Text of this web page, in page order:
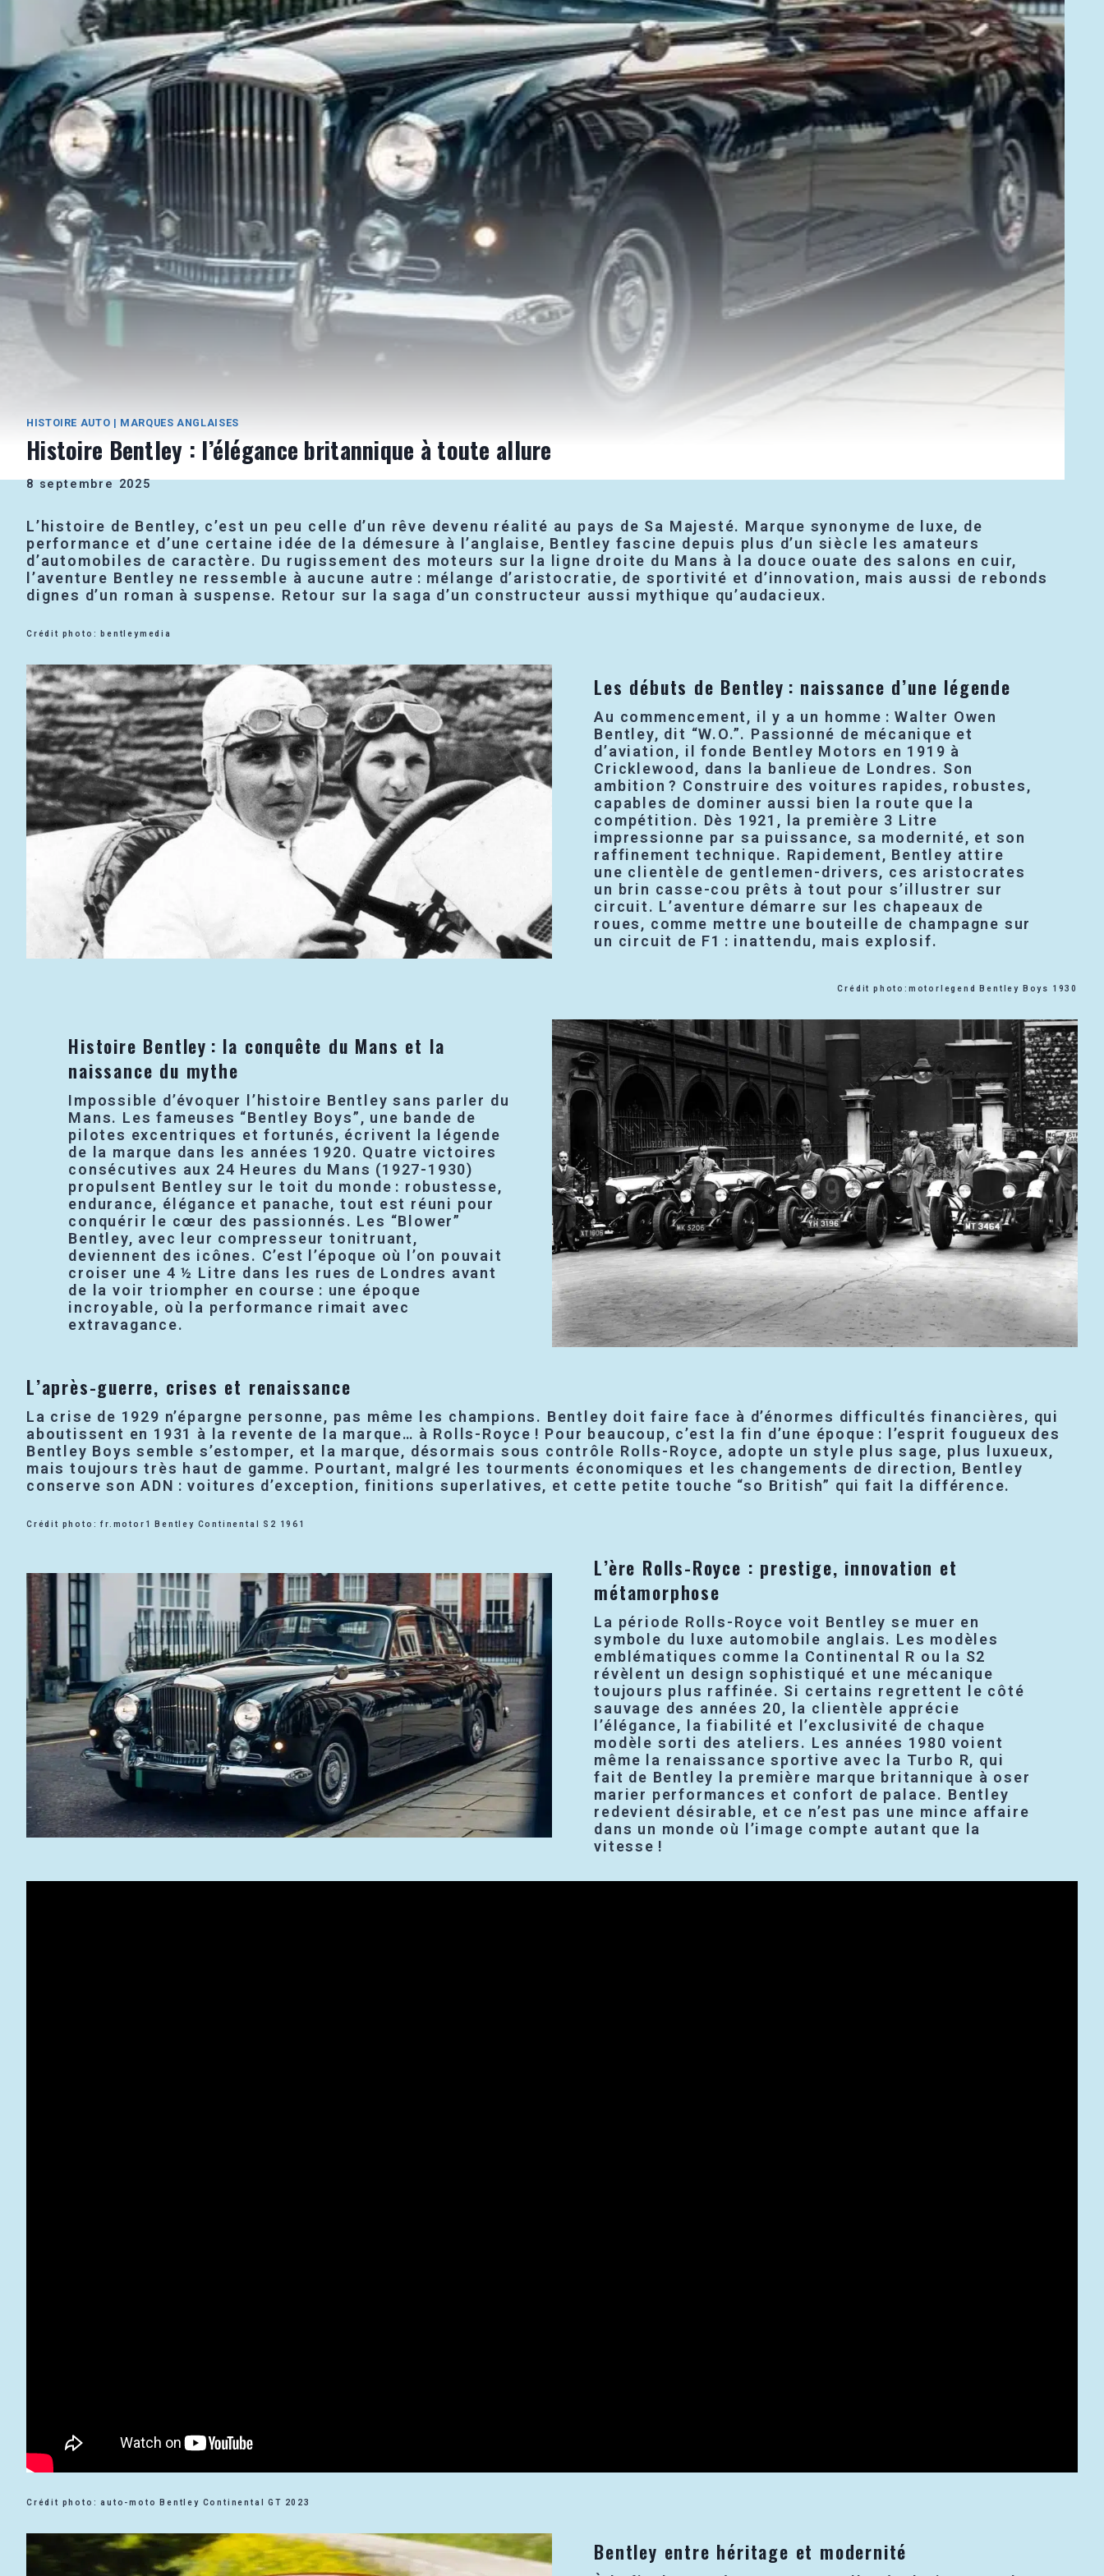
HISTOIRE AUTO | MARQUES ANGLAISES
Histoire Bentley : l’élégance britannique à toute allure
8 septembre 2025
L’histoire de Bentley, c’est un peu celle d’un rêve devenu réalité au pays de Sa Majesté. Marque synonyme de luxe, de
performance et d’une certaine idée de la démesure à l’anglaise, Bentley fascine depuis plus d’un siècle les amateurs
d’automobiles de caractère. Du rugissement des moteurs sur la ligne droite du Mans à la douce ouate des salons en cuir,
l’aventure Bentley ne ressemble à aucune autre : mélange d’aristocratie, de sportivité et d’innovation, mais aussi de rebonds
dignes d’un roman à suspense. Retour sur la saga d’un constructeur aussi mythique qu’audacieux.
Crédit photo: bentleymedia
Les débuts de Bentley : naissance d’une légende
Au commencement, il y a un homme : Walter Owen
Bentley, dit “W.O.”. Passionné de mécanique et
d’aviation, il fonde Bentley Motors en 1919 à
Cricklewood, dans la banlieue de Londres. Son
ambition ? Construire des voitures rapides, robustes,
capables de dominer aussi bien la route que la
compétition. Dès 1921, la première 3 Litre
impressionne par sa puissance, sa modernité, et son
raffinement technique. Rapidement, Bentley attire
une clientèle de gentlemen-drivers, ces aristocrates
un brin casse-cou prêts à tout pour s’illustrer sur
circuit. L’aventure démarre sur les chapeaux de
roues, comme mettre une bouteille de champagne sur
un circuit de F1 : inattendu, mais explosif.
Crédit photo:motorlegend Bentley Boys 1930
Histoire Bentley : la conquête du Mans et la
naissance du mythe
Impossible d’évoquer l’histoire Bentley sans parler du
Mans. Les fameuses “Bentley Boys”, une bande de
pilotes excentriques et fortunés, écrivent la légende
de la marque dans les années 1920. Quatre victoires
consécutives aux 24 Heures du Mans (1927-1930)
propulsent Bentley sur le toit du monde : robustesse,
endurance, élégance et panache, tout est réuni pour
conquérir le cœur des passionnés. Les “Blower”
Bentley, avec leur compresseur tonitruant,
deviennent des icônes. C’est l’époque où l’on pouvait
croiser une 4 ½ Litre dans les rues de Londres avant
de la voir triompher en course : une époque
incroyable, où la performance rimait avec
extravagance.
L’après-guerre, crises et renaissance
La crise de 1929 n’épargne personne, pas même les champions. Bentley doit faire face à d’énormes difficultés financières, qui
aboutissent en 1931 à la revente de la marque… à Rolls-Royce ! Pour beaucoup, c’est la fin d’une époque : l’esprit fougueux des
Bentley Boys semble s’estomper, et la marque, désormais sous contrôle Rolls-Royce, adopte un style plus sage, plus luxueux,
mais toujours très haut de gamme. Pourtant, malgré les tourments économiques et les changements de direction, Bentley
conserve son ADN : voitures d’exception, finitions superlatives, et cette petite touche “so British” qui fait la différence.
Crédit photo: fr.motor1 Bentley Continental S2 1961
L’ère Rolls-Royce : prestige, innovation et
métamorphose
La période Rolls-Royce voit Bentley se muer en
symbole du luxe automobile anglais. Les modèles
emblématiques comme la Continental R ou la S2
révèlent un design sophistiqué et une mécanique
toujours plus raffinée. Si certains regrettent le côté
sauvage des années 20, la clientèle apprécie
l’élégance, la fiabilité et l’exclusivité de chaque
modèle sorti des ateliers. Les années 1980 voient
même la renaissance sportive avec la Turbo R, qui
fait de Bentley la première marque britannique à oser
marier performances et confort de palace. Bentley
redevient désirable, et ce n’est pas une mince affaire
dans un monde où l’image compte autant que la
vitesse !
Crédit photo: auto-moto Bentley Continental GT 2023
Bentley entre héritage et modernité